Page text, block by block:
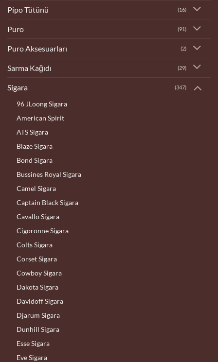
Pipo Tütünü (16)
Puro (91)
Puro Aksesuarları (2)
Sarma Kağıdı (29)
Sigara (347)
96 JLoong Sigara
American Spirit
ATS Sigara
Blaze Sigara
Bond Sigara
Bussines Royal Sigara
Camel Sigara
Captain Black Sigara
Cavallo Sigara
Cigoronne Sigara
Colts Sigara
Corset Sigara
Cowboy Sigara
Dakota Sigara
Davidoff Sigara
Djarum Sigara
Dunhill Sigara
Esse Sigara
Eve Sigara